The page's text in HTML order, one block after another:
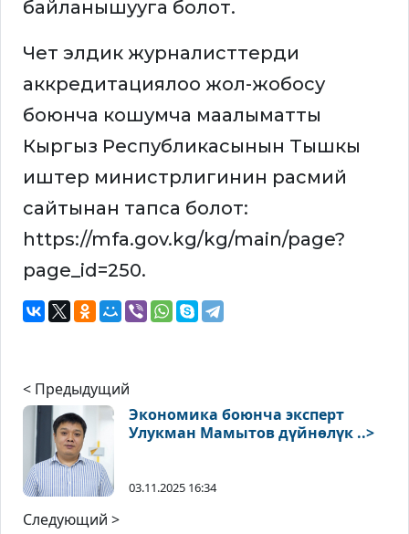
байланышууга болот.
Чет элдик журналисттерди
аккредитациялоо жол-жобосу
боюнча кошумча маалыматты
Кыргыз Республикасынын Тышкы
иштер министрлигинин расмий
сайтынан тапса болот:
https://mfa.gov.kg/kg/main/page?
page_id=250.
< Предыдущий
Экономика боюнча эксперт
Улукман Мамытов дүйнөлүк ..>
03.11.2025 16:34
Следующий >